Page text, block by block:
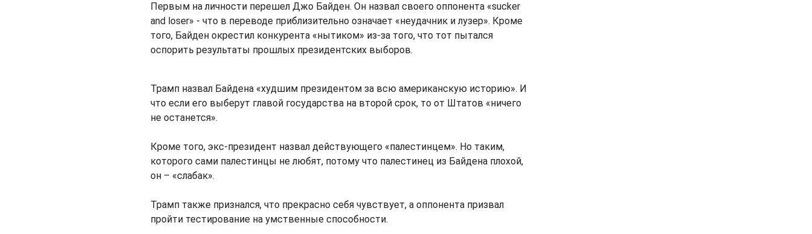
Первым на личности перешел Джо Байден. Он назвал своего оппонента «sucker
and loser» - что в переводе приблизительно означает «неудачник и лузер». Кроме
того, Байден окрестил конкурента «нытиком» из-за того, что тот пытался
оспорить результаты прошлых президентских выборов.
Трамп назвал Байдена «худшим президентом за всю американскую историю». И
что если его выберут главой государства на второй срок, то от Штатов «ничего
не останется».
Кроме того, экс-президент назвал действующего «палестинцем». Но таким,
которого сами палестинцы не любят, потому что палестинец из Байдена плохой,
он – «слабак».
Трамп также признался, что прекрасно себя чувствует, а оппонента призвал
пройти тестирование на умственные способности.